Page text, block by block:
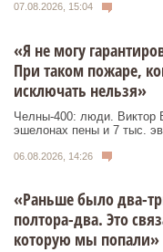
07.08.2026, 15:04
«Я не могу
При таком пожаре,
исключать нельзя»
Челны-400: люди. Виктор
эшелонах пены и 7 тыс.
06.08.2026, 14:26
«Раньше было два-
полтора-два. Это
которую мы попали»